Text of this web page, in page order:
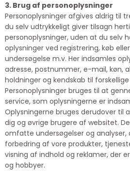
3. Brug af personoplysninger
Personoplysninger afgives aldrig til
du selv udtrykkeligt giver tilsagn
personoplysninger, uden at du selv
oplysninger ved registrering, køb
undersøgelse m.v. Her indsamles
adresse, postnummer, e-mail, køn,
holdninger og kendskab til
Personoplysninger bruges til at
service, som oplysningerne er
Oplysningerne bruges derudover til
dig og øvrige brugere af websitet.
omfatte undersøgelser og
forbedring af vore produkter,
visning af indhold og reklamer, der
og hobbyer.